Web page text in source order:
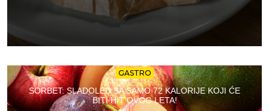
GASTRO
SORBET: SLADOLED SA SAMO 72 KALORIJE KOJI ĆE
BITI HIT OVOG LETA!